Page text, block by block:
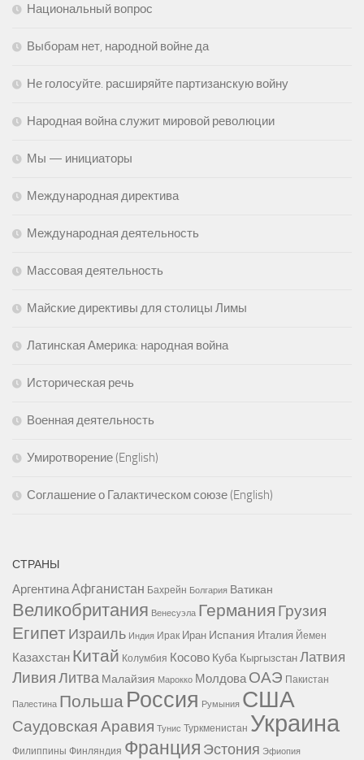
Национальный вопрос
Выборам нет, народной войне да
Не голосуйте. расширяйте партизанскую войну
Народная война служит мировой революции
Мы — инициаторы
Международная директива
Международная деятельность
Массовая деятельность
Майские директивы для столицы Лимы
Латинская Америка: народная война
Историческая речь
Военная деятельность
Умиротворение (English)
Соглашение о Галактическом союзе (English)
СТРАНЫ
АргентинаАфганистан Бахрейн Болгария Ватикан
Великобритания Венесуэла Германия Грузия
ЕгипетИзраиль Индия Ирак Иран Испания Италия Йемен
Казахстан Китай Колумбия Косово Куба Кыргызстан Латвия
ЛивияЛитва Малайзия Марокко Молдова ОАЭ Пакистан
Палестина Польша Россия Румыния США
Саудовская Аравия Тунис Туркменистан Украина
Филиппины Финляндия Франция Эстония Эфиопия